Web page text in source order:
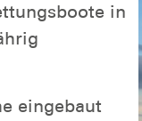
in
eingebaut